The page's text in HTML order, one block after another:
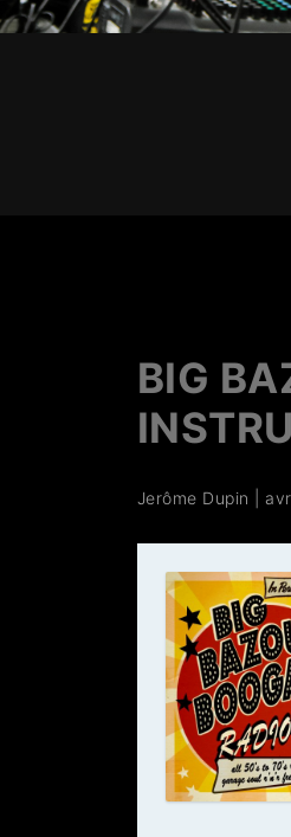
BIG
Jerôme Dupin